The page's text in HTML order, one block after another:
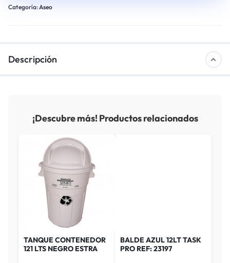
Categoría:Aseo
Descripción
¡Descubre más! Productos relacionados
TANQUE CONTENEDOR
121 LTS NEGRO ESTRA
BALDE AZUL 12LT TASK
PRO REF: 23197